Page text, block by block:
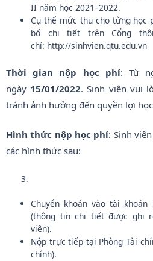
II năm học 2021–2022.
Cụ thể mức thu cho từng học
bố chi tiết trên Cổng
chỉ: http://sinhvien.qtu.edu.vn
Thời gian nộp học phí: Từ
ngày 15/01/2022. Sinh viên vui
tránh ảnh hưởng đến quyền lợi
Hình thức nộp học phí: Sinh
các hình thức sau:
Chuyển khoản vào tài
(thông tin chi tiết được ghi
viên).
Nộp trực tiếp tại Phòng Tài
chính).